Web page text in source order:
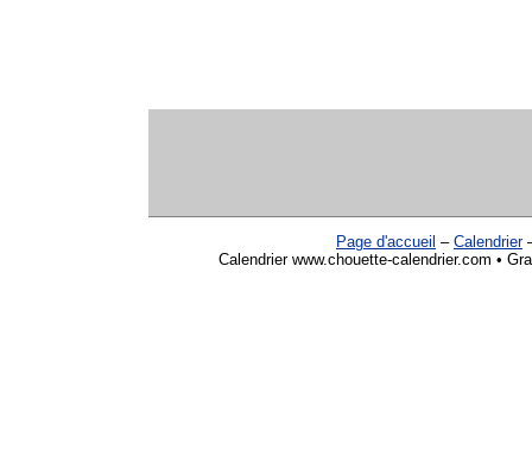
Page d'accueil – Calendrier
Calendrier www.chouette-calendrier.com •